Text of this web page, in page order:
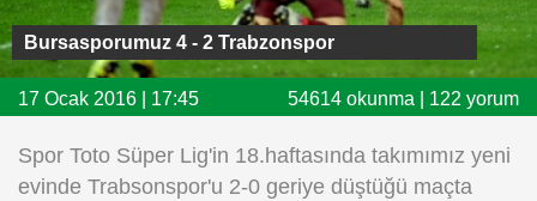
Facebook
Twitter
Instagram
Bursasporumuz 4 - 2 Trabzonspor
17 Ocak 2016 | 17:45 54614 okunma | 122 yorum
Spor Toto Süper Lig'in 18.haftasında takımımız yeni
evinde Trabsonspor'u 2-0 geriye düştüğü maçta